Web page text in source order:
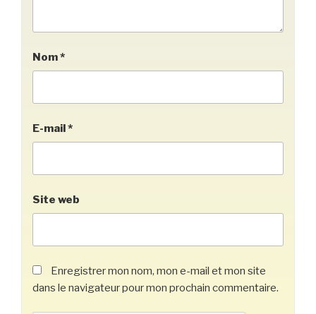
Nom*
E-mail*
Site web
Enregistrer mon nom, mon e-mail et mon site
dans le navigateur pour mon prochain commentaire.